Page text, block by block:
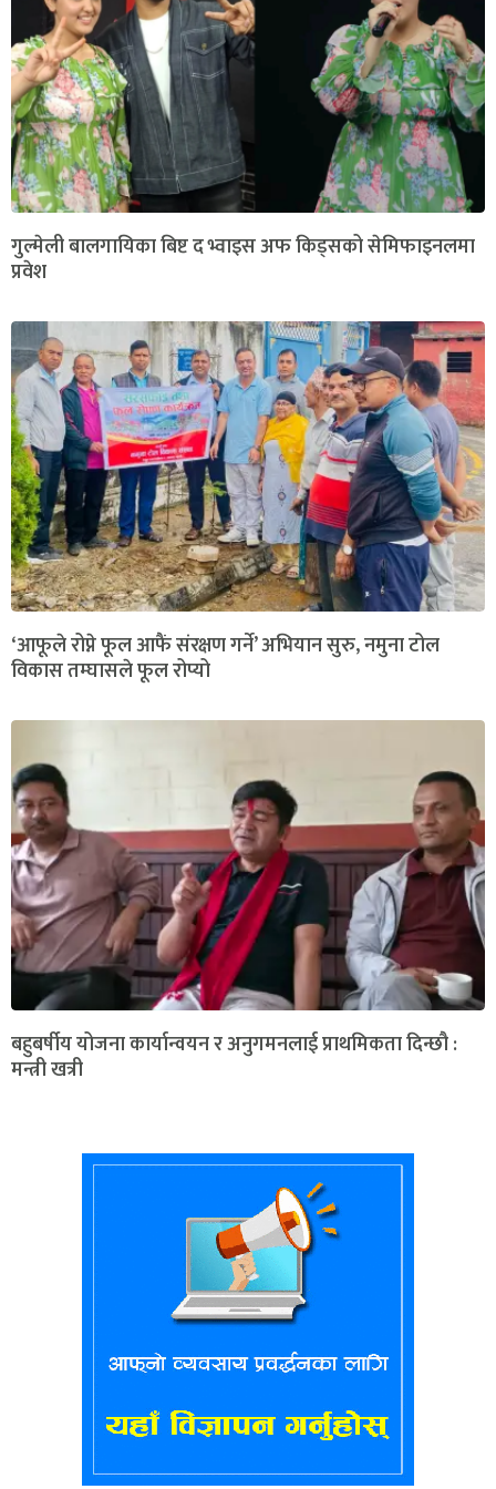
गुल्मेली बालगायिका बिष्ट द भ्वाइस अफ किड्सको सेमिफाइनलमा
प्रवेश
‘आफूले रोप्ने फूल आफैं संरक्षण गर्ने’ अभियान सुरु, नमुना टोल
विकास तम्घासले फूल रोप्यो
बहुबर्षीय योजना कार्यान्वयन र अनुगमनलाई प्राथमिकता दिन्छौ :
मन्त्री खत्री